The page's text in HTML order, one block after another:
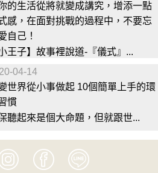
的生活從將就變成講究，增添一點
感，在面對挑戰的過程中，不要忘
自己！
小王子】故事裡說道-『儀式』...
04-14
世界從小事做起 10個簡單上手的環
慣
聽起來是個大命題，但就跟世...